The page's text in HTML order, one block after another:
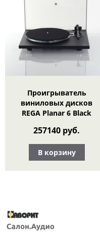
Проигрыватель
виниловых дисков
REGA Planar 6 Black
257140 руб.
В корзину